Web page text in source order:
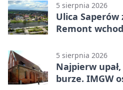
5 sierpnia 2026
Ulica
Remont
5 sierpnia 2026
Najpierw
burze. IMGW